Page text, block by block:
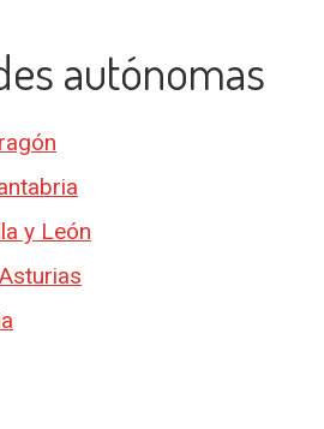
autónomas
y León